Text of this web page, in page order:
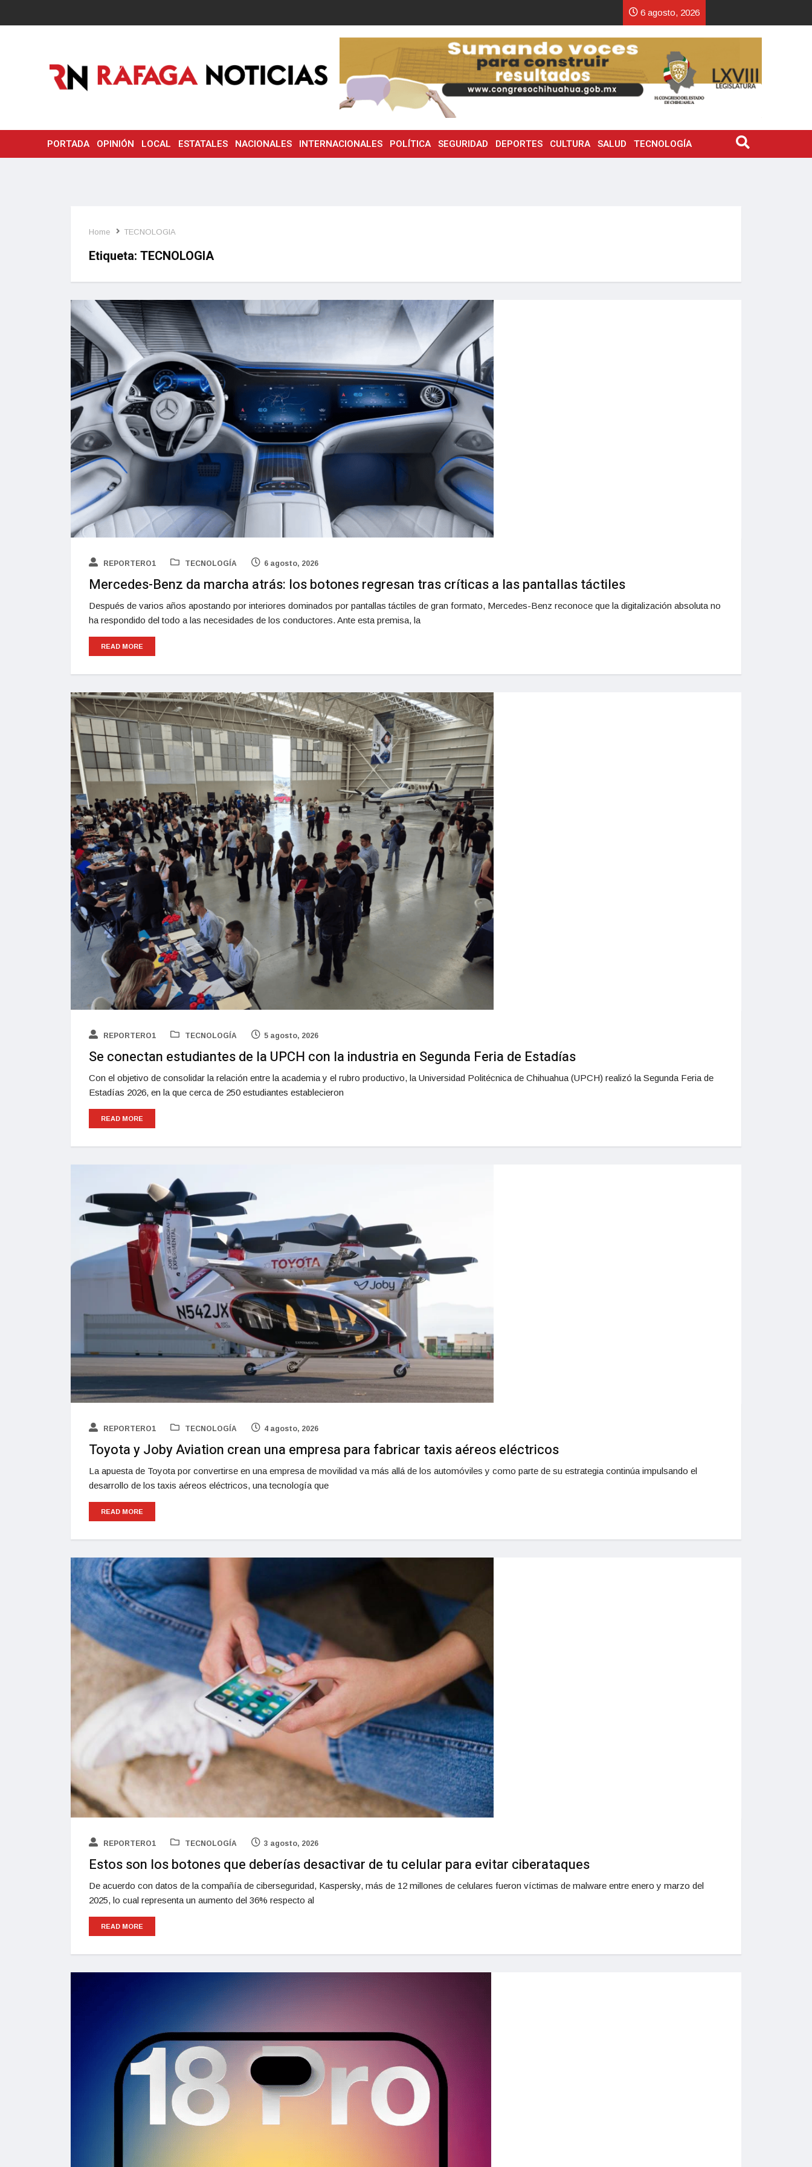
6 agosto, 2026
PORTADA OPINIÓN LOCAL ESTATALES NACIONALES INTERNACIONALES POLÍTICA SEGURIDAD DEPORTES CULTURA SALUD TECNOLOGÍA
Home TECNOLOGIA
Etiqueta: TECNOLOGIA
REPORTERO1 TECNOLOGÍA 6 agosto, 2026
Mercedes-Benz da marcha atrás: los botones regresan tras críticas a las pantallas táctiles
Después de varios años apostando por interiores dominados por pantallas táctiles de gran formato, Mercedes-Benz reconoce que la digitalización absoluta no
ha respondido del todo a las necesidades de los conductores. Ante esta premisa, la
READ MORE
REPORTERO1 TECNOLOGÍA 5 agosto, 2026
Se conectan estudiantes de la UPCH con la industria en Segunda Feria de Estadías
Con el objetivo de consolidar la relación entre la academia y el rubro productivo, la Universidad Politécnica de Chihuahua (UPCH) realizó la Segunda Feria de
Estadías 2026, en la que cerca de 250 estudiantes establecieron
READ MORE
REPORTERO1 TECNOLOGÍA 4 agosto, 2026
Toyota y Joby Aviation crean una empresa para fabricar taxis aéreos eléctricos
La apuesta de Toyota por convertirse en una empresa de movilidad va más allá de los automóviles y como parte de su estrategia continúa impulsando el
desarrollo de los taxis aéreos eléctricos, una tecnología que
READ MORE
REPORTERO1 TECNOLOGÍA 3 agosto, 2026
Estos son los botones que deberías desactivar de tu celular para evitar ciberataques
De acuerdo con datos de la compañía de ciberseguridad, Kaspersky, más de 12 millones de celulares fueron víctimas de malware entre enero y marzo del
2025, lo cual representa un aumento del 36% respecto al
READ MORE